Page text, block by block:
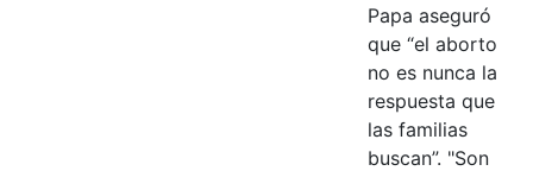
Papa aseguró
que “el aborto
no es nunca la
respuesta que
las familias
buscan”. "Son